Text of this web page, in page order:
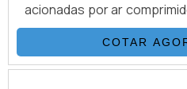
acionadas por ar
manualmente e não
para funcionar. De fácil
bombas operam
COTAR